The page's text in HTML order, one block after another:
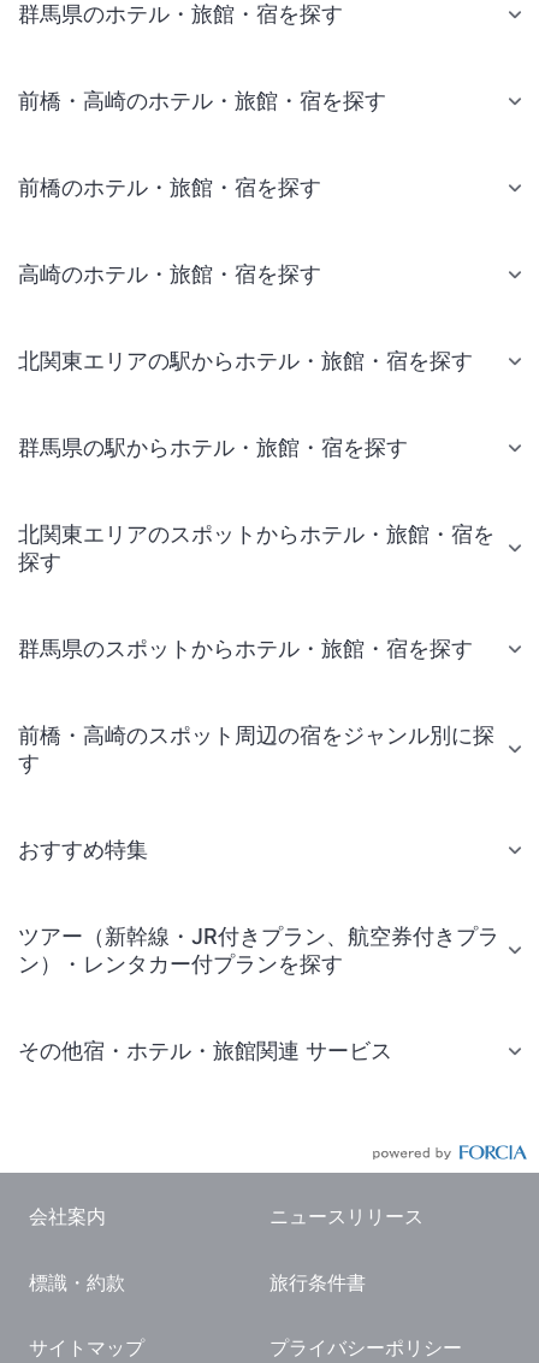
群馬県のホテル・旅館・宿を探す
前橋・高崎のホテル・旅館・宿を探す
前橋のホテル・旅館・宿を探す
高崎のホテル・旅館・宿を探す
北関東エリアの駅からホテル・旅館・宿を探す
群馬県の駅からホテル・旅館・宿を探す
北関東エリアのスポットからホテル・旅館・宿を
探す
群馬県のスポットからホテル・旅館・宿を探す
前橋・高崎のスポット周辺の宿をジャンル別に探
す
おすすめ特集
ツアー（新幹線・JR付きプラン、航空券付きプラ
ン）・レンタカー付プランを探す
その他宿・ホテル・旅館関連 サービス
国内観光ガイド
旅行・観光情報
会社案内 ニュースリリース
標識・約款 旅行条件書
サイトマップ プライバシーポリシー